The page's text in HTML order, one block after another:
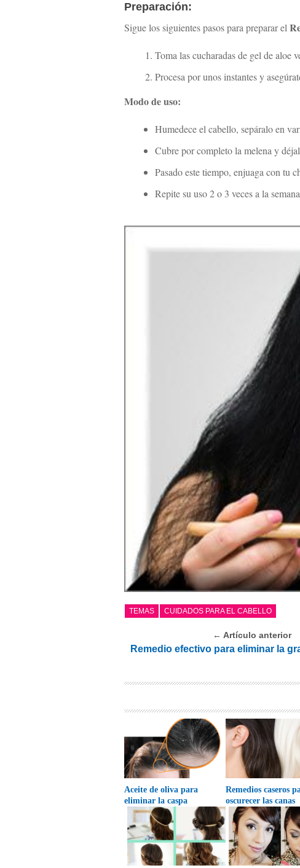
Preparación:
Sigue los siguientes pasos para preparar el
Toma las cucharadas de gel de aloe
Procesa por unos instantes y
Modo de uso:
Humedece el cabello, sepáralo en
Cubre por completo la melena y
Pasado este tiempo, enjuaga con tu
Repite su uso 2 o 3 veces a la
TEMAS CUIDADOS PARA EL CABELLO
← Artículo anterior
Remedio efectivo para eliminar la
Aceite de oliva para
eliminar la caspa
Remedios caseros
oscurecer las canas